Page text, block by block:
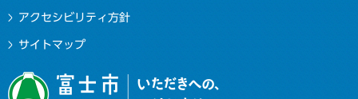
アクセシビリティ方針
サイトマップ